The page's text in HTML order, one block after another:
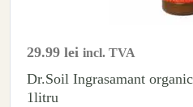
29.99 lei incl. TVA
Dr.Soil Ingrasamant
1litru